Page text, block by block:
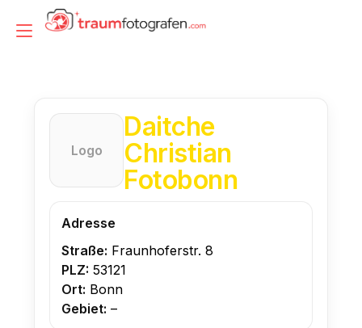
InhaltNavigation
Logo
Daitche
Christian
Fotobonn
Adresse
Straße: Fraunhoferstr. 8
PLZ: 53121
Ort: Bonn
Gebiet: –